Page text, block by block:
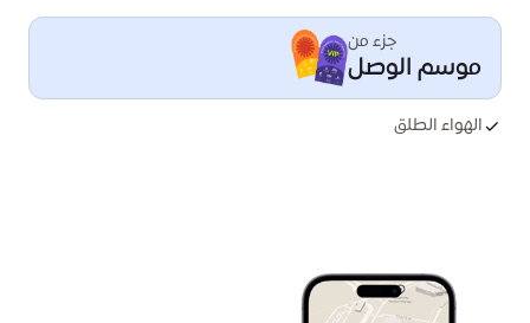
العالمية في تجربة حسية وبصرية لا تنسى
جزء من
موسم الوصل
الهواء الطلق